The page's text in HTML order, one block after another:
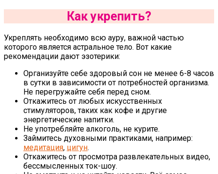
Как укрепить?
Укреплять необходимо всю ауру, важной частью
которого является астральное тело. Вот какие
рекомендации дают эзотерики:
Организуйте себе здоровый сон не менее 6-8 часов
в сутки в зависимости от потребностей организма.
Не перегружайте себя перед сном.
Откажитесь от любых искусственных
стимуляторов, таких как кофе и другие
энергетические напитки.
Не употребляйте алкоголь, не курите.
Займитесь духовными практиками, например:
медитация, цигун.
Откажитесь от просмотра развлекательных видео,
бессмысленных ток-шоу.